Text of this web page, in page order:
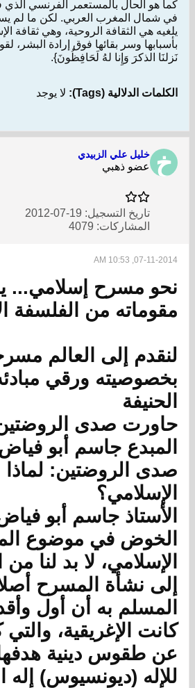
كما هو الحال بالمستعمر الفرنسي
في شمال المغرب العربي. لكن ما لم
يلغيه هي الثقافة الروحية، وهي ثقافة
بأسبابها وسر بقائها فوق إرادة البشر،
نَزلنَا الذكرَ وَإِنا لهُ لَحَافِظُونَ}.
الكلمات الدلالية (Tags): لا يوجد
خليل علي الزبيدي
عضو ذهبي
تاريخ التسجيل: 19-07-2012
المشاركات: 4079
07-11-2014, 10:53 AM
نحو مسرح إسلامي...
مقوماته من الفلسفة
لنقدم إلى العالم
بخصوصيته ورقي
الحنيفة
حاورت صدى الروضتين
المبدع جاسم أبو فياض
صدى الروضتين:
الإسلامي؟
الأستاذ جاسم أبو
الخوض في موضوع
الإسلامي، لا بد لنا من
إلى نشأة المسرح
المسلم به أن أول
كانت الإغريقية،
عن طقوس دينية
للإله (ديونسيوس) إله